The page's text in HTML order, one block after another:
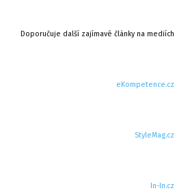
Doporučuje další zajímavé články na mediích
eKompetence.cz
StyleMag.cz
In-In.cz